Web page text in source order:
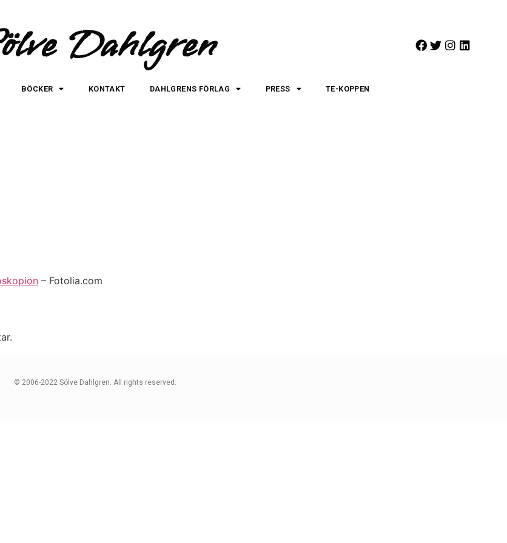
Dahlgren
BÖCKER KONTAKT DAHLGRENS FÖRLAG PRESS TE-KOPPEN
– Fotolia.com
© 2006-2022 Sölve Dahlgren. All rights reserved.